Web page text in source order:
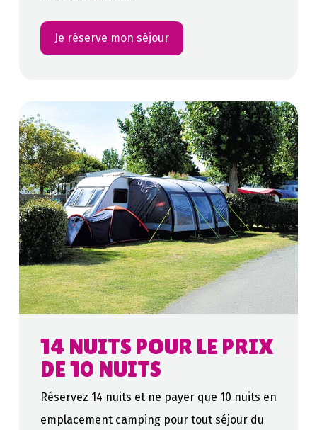
Je réserve mon séjour
14 NUITS POUR LE PRIX
DE 10 NUITS
Réservez 14 nuits et ne payer que 10 nuits en
emplacement camping pour tout séjour du